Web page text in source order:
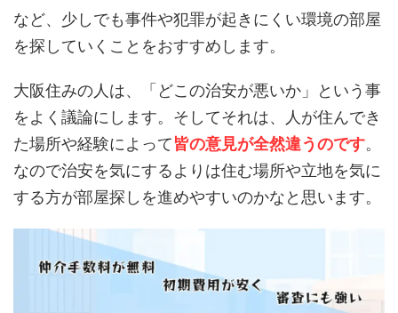
など、少しでも事件や犯罪が起きにくい環境の部屋
を探していくことをおすすめします。
大阪住みの人は、「どこの治安が悪いか」という事
をよく議論にします。そしてそれは、人が住んでき
た場所や経験によって皆の意見が全然違うのです。
なので治安を気にするよりは住む場所や立地を気に
する方が部屋探しを進めやすいのかなと思います。